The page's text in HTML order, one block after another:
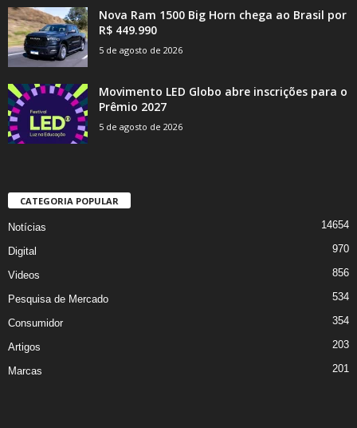
Nova Ram 1500 Big Horn chega ao Brasil por
R$ 449.990
5 de agosto de 2026
Movimento LED Globo abre inscrições para o
Prêmio 2027
5 de agosto de 2026
CATEGORIA POPULAR
Notícias 14654
Digital 970
Videos 856
Pesquisa de Mercado 534
Consumidor 354
Artigos 203
Marcas 201